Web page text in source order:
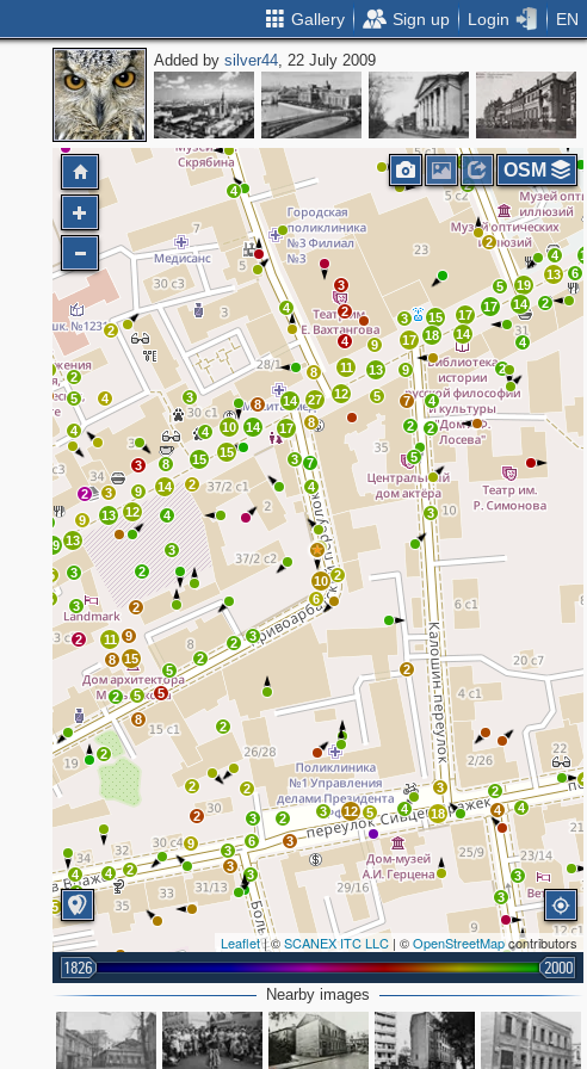
Gallery Sign up Login EN
Added bysilver44, 22 July 2009
5
4
4
4 2
2
8
2 5
15
5
8
2
9
2
2 2
2
2
3
2
5
11 9
2
3
2
3
12
13
9
13
19
3
2
5
3
5
8
2
5
4
9
3
4
14
8
2
15 15
4 10
3
4
14
8 14
4
2
4
3
3
4
2
2
3
2
3
3
2
15
3
17
9
18
9
14
17
17 14
19
5
2
2
4
4
13
6
2
4
2
3
5
2
4
7
2
5
12
13
11
4
8
27
8
17
7
4
3
6
10 2
4
2
4
9
3
4
3
3
4
18
4
3
2
12 5
3
3
2
3
6
3
3
3
2
2
2
Leaflet| ©SCANEX ITC LLC | ©OpenStreetMapcontributors
1826 2000
OSM
Nearby images